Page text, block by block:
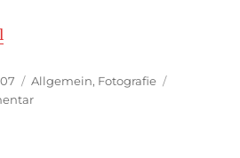
Kategorien
Allgemein, Fotografie
zu